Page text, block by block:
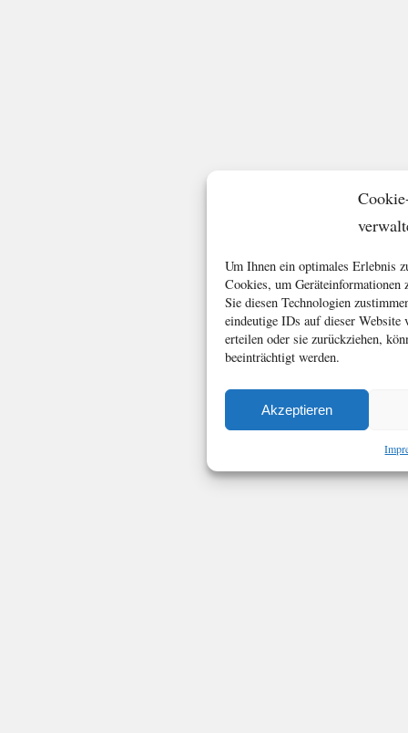
Um Ihnen ein optimales Erlebnis
Cookies, um Geräteinformationen
Sie diesen Technologien
eindeutige IDs auf dieser
erteilen oder sie zurückziehen,
beeinträchtigt werden.
Akzeptieren